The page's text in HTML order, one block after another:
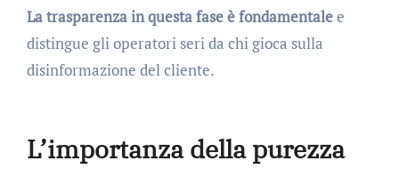
La trasparenza in questa fase è fondamentalee
distingue gli operatori seri da chi gioca sulla
disinformazione del cliente.
L’importanza della purezza